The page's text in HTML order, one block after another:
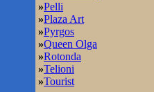
»Pelli
»Plaza Art
»Pyrgos
»Queen Olga
»Rotonda
»Telioni
»Tourist